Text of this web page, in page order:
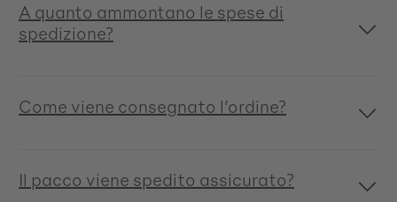
A quanto ammontano le spese di
spedizione?
Come viene consegnato l’ordine?
Il pacco viene spedito assicurato?